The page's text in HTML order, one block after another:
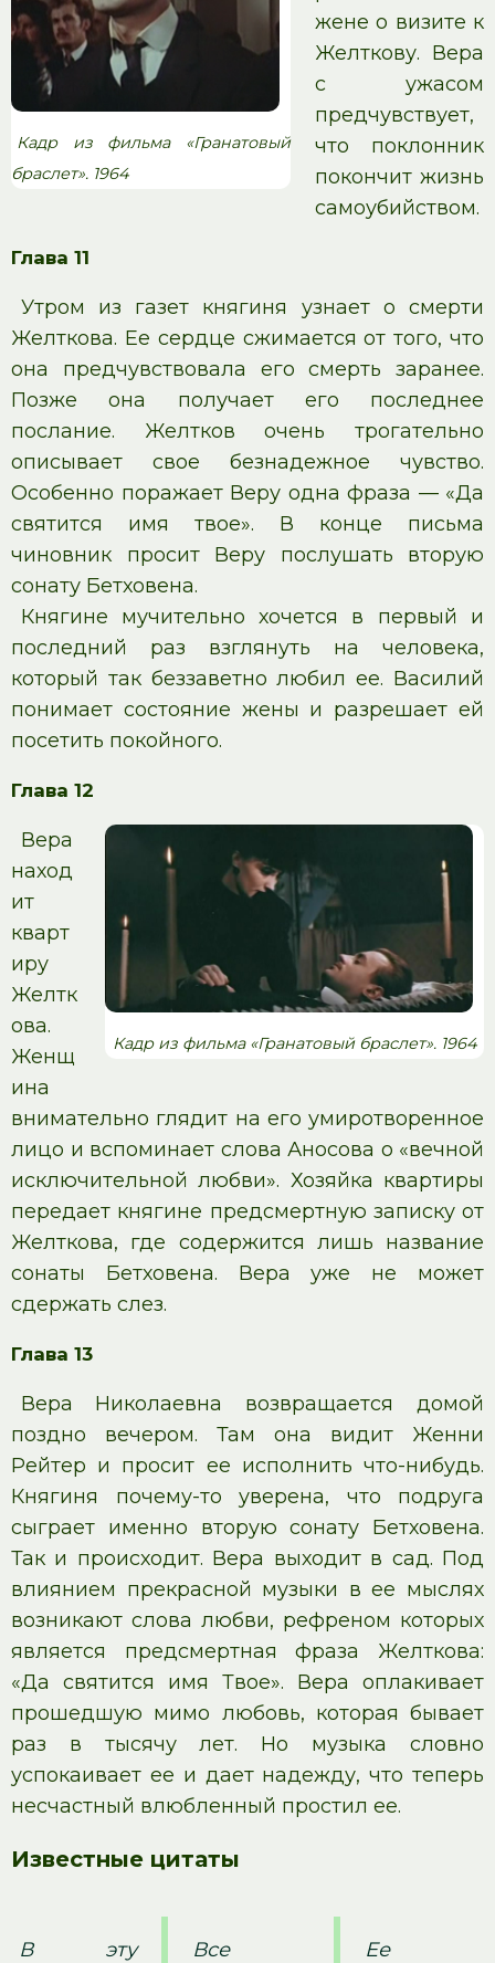
Кадр из фильма «Гранатовый
браслет». 1964
жене о визите к
Желткову. Вера
с ужасом
предчувствует,
что поклонник
покончит жизнь
самоубийством.
Глава 11
Утром из газет княгиня узнает о смерти
Желткова. Ее сердце сжимается от того, что
она предчувствовала его смерть заранее.
Позже она получает его последнее
послание. Желтков очень трогательно
описывает свое безнадежное чувство.
Особенно поражает Веру одна фраза — «Да
святится имя твое». В конце письма
чиновник просит Веру послушать вторую
сонату Бетховена.
Княгине мучительно хочется в первый и
последний раз взглянуть на человека,
который так беззаветно любил ее. Василий
понимает состояние жены и разрешает ей
посетить покойного.
Глава 12
Кадр из фильма «Гранатовый браслет». 1964
Вера
наход
ит
кварт
иру
Желтк
ова.
Женщ
ина
внимательно глядит на его умиротворенное
лицо и вспоминает слова Аносова о «вечной
исключительной любви». Хозяйка квартиры
передает княгине предсмертную записку от
Желткова, где содержится лишь название
сонаты Бетховена. Вера уже не может
сдержать слез.
Глава 13
Вера Николаевна возвращается домой
поздно вечером. Там она видит Женни
Рейтер и просит ее исполнить что-нибудь.
Княгиня почему-то уверена, что подруга
сыграет именно вторую сонату Бетховена.
Так и происходит. Вера выходит в сад. Под
влиянием прекрасной музыки в ее мыслях
возникают слова любви, рефреном которых
является предсмертная фраза Желткова:
«Да святится имя Твое». Вера оплакивает
прошедшую мимо любовь, которая бывает
раз в тысячу лет. Но музыка словно
успокаивает ее и дает надежду, что теперь
несчастный влюбленный простил ее.
Известные цитаты
В эту
Все
Ее